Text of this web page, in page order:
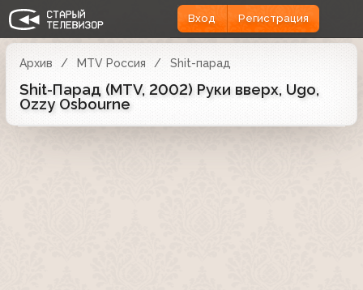
Вход Регистрация
Архив MTV Россия Shit-парад
Shit-Парад (MTV, 2002) Руки вверх, Ugo,
Ozzy Osbourne